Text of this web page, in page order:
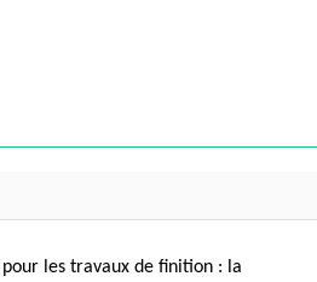
les travaux de finition : la